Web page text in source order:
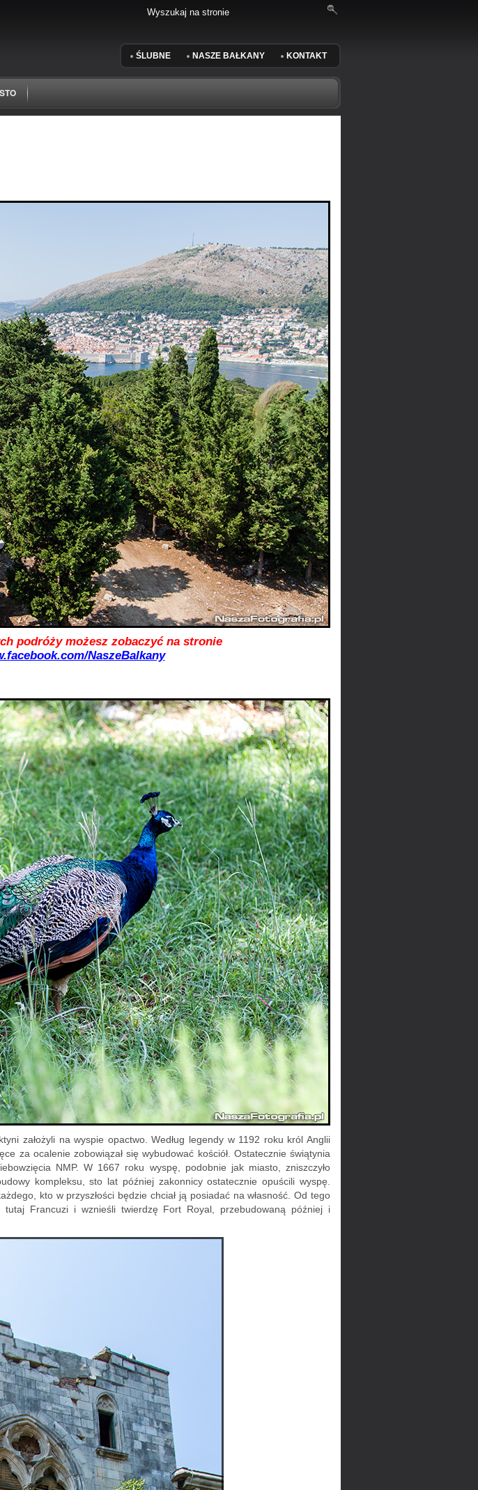
ŚLUBNE NASZE BAŁKANY KONTAKT
podróży możesz zobaczyć na stronie
NaszeBalkany
założyli na wyspie opactwo. Według legendy w 1192 roku król Anglii
za ocalenie zobowiązał się wybudować kościół. Ostatecznie świątynia
NMP. W 1667 roku wyspę, podobnie jak miasto, zniszczyło
kompleksu, sto lat później zakonnicy ostatecznie opuścili wyspę.
kto w przyszłości będzie chciał ją posiadać na własność. Od tego
Francuzi i wznieśli twierdzę Fort Royal, przebudowaną później i